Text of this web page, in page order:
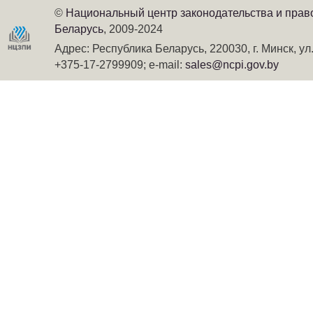
© Национальный центр законодательства и
Беларусь, 2009-2024
Адрес: Республика Беларусь, 220030, г. Минск,
+375-17-2799909; e-mail: sales@ncpi.gov.by